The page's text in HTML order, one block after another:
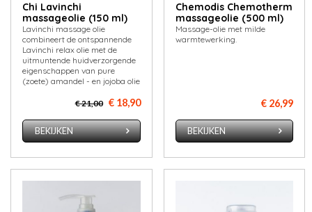
Chi Lavinchi
massageolie (150 ml)
Lavinchi massage olie
combineert de ontspannende
Lavinchi relax olie met de
uitmuntende huidverzorgende
eigenschappen van pure
(zoete) amandel - en jojoba olie
€ 21,00 € 18,90
BEKIJKEN
Chemodis Chemotherm
massageolie (500 ml)
Massage-olie met milde
warmtewerking.
€ 26,99
BEKIJKEN